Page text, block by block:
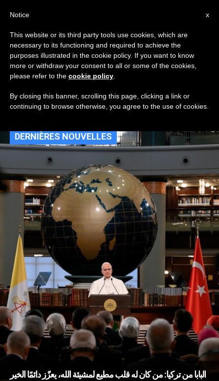
TAG
Posts Tagged
‘سلطات’
DERNIÈRES NOUVELLES
البابا من تركيا: من كان له قلب مطيع لمشيئة الله، يعزّز دائمًا الخير
x
Notice
This website or its third party tools use cookies, which are
necessary to its functioning and required to achieve the
purposes illustrated in the cookie policy. If you want to know
more or withdraw your consent to all or some of the cookies,
please refer to the cookie policy
By closing this banner, scrolling this page, clicking a link or
continuing to browse otherwise, you agree to the use of cookies.